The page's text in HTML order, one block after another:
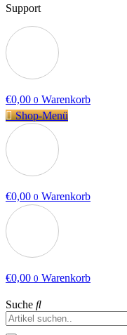
Support
€0,00 0 Warenkorb
Shop-Menü
€0,00 0 Warenkorb
€0,00 0 Warenkorb
Suche